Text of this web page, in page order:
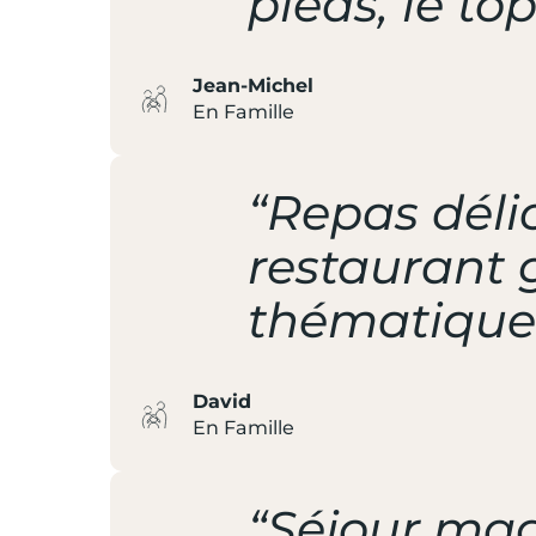
Jean-Michel
En Famille
“Repas
restaurant
thématique
David
En Famille